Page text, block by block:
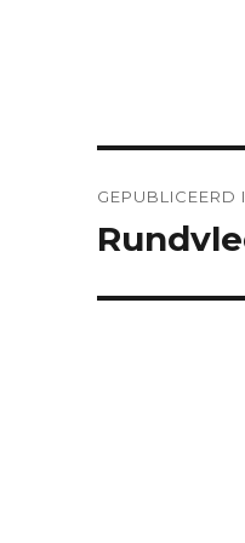
navigatie
GEPUBLICEERD